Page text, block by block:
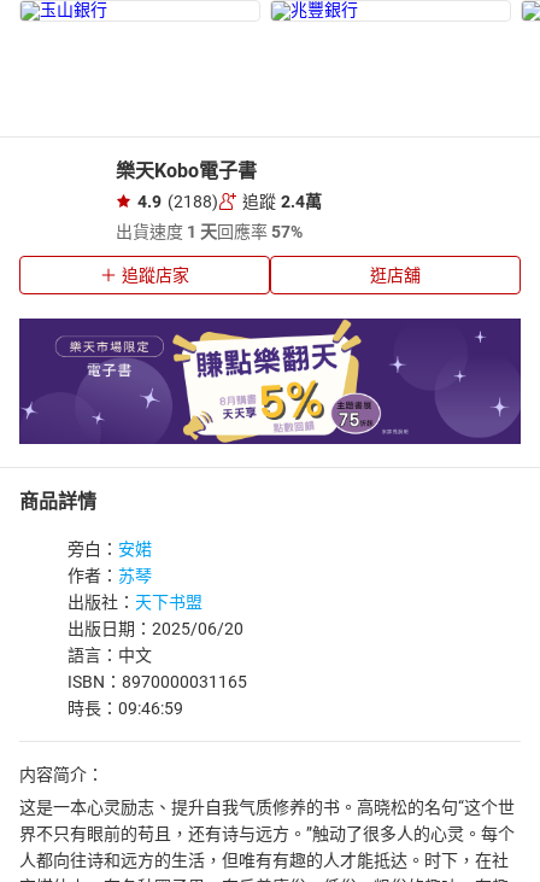
樂天Kobo電子書
4.9 (2188) 追蹤 2.4萬
出貨速度 1 天回應率57%
追蹤店家 逛店舖
商品詳情
旁白： 安婼
作者： 苏琴
出版社： 天下书盟
出版日期：2025/06/20
語言：中文
ISBN：8970000031165
時長：09:46:59
内容简介：
这是一本心灵励志、提升自我气质修养的书。高晓松的名句“这个世
界不只有眼前的苟且，还有诗与远方。”触动了很多人的心灵。每个
人都向往诗和远方的生活，但唯有有趣的人才能抵达。时下，在社